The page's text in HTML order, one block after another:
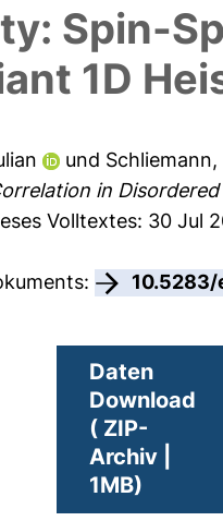
Spin-
1D
und
in
Volltextes: 30 Jul
Daten
Download
( ZIP-
Archiv |
1MB)